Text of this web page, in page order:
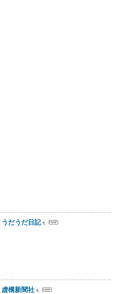
うだうだ日記
虚構新聞社